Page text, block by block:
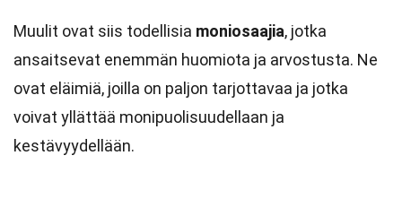
Muulit ovat siis todellisia moniosaajia, jotka
ansaitsevat enemmän huomiota ja arvostusta. Ne
ovat eläimiä, joilla on paljon tarjottavaa ja jotka
voivat yllättää monipuolisuudellaan ja
kestävyydellään.